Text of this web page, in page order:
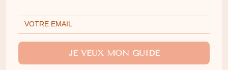
La manière dont le voile est fixé joue un
rôle important.JE VEUX MON GUIDE